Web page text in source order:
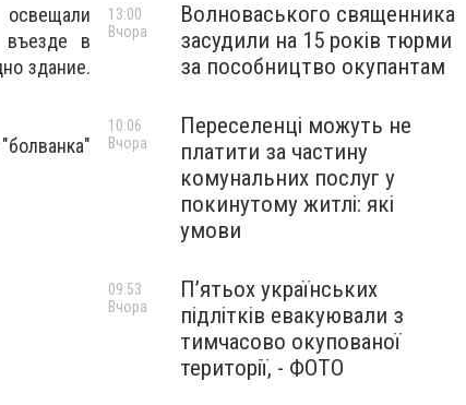
въезде в
здание.
Волноваського священника
засудили на 15 років тюрми
за пособництво окупантам
13:00
Вчора
Переселенці можуть не
платити за частину
комунальних послуг у
покинутому житлі: які
умови
10:06
Вчора
П’ятьох українських
підлітків евакуювали з
тимчасово окупованої
території, - ФОТО
09:53
Вчора